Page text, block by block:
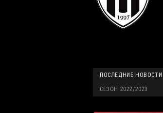
ПОСЛЕДНИЕ НОВОСТИ
СЕЗОН 2022/2023